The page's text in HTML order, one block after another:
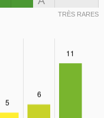
TRÈS RARES